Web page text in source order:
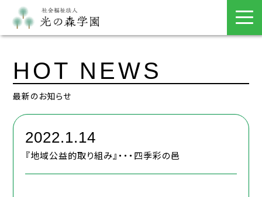
HOT NEWS
最新のお知らせ
2022.1.14
『地域公益的取り組み』・・・四季彩の邑